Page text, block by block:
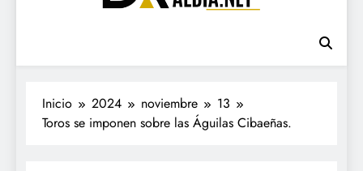
• DEPORTE AL DIA •
"Periodico Deportivo
Digital"
#deportealdiard #deportealdiaperiodico
Inicio 2024 noviembre
13
Toros se imponen sobre las Águilas Cibaeñas.